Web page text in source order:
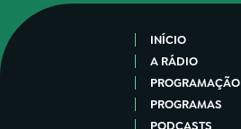
INÍCIO
A RÁDIO
PROGRAMAÇÃO
PROGRAMAS
PODCASTS